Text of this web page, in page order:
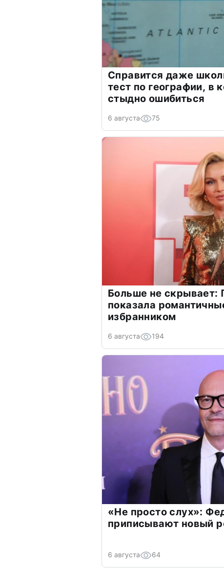
Справится даже
тест по географии, в
стыдно ошибиться
6 августа 75
Больше не скрывает:
показала
избранником
6 августа 194
«Не просто слух»:
приписывают новый
6 августа 64